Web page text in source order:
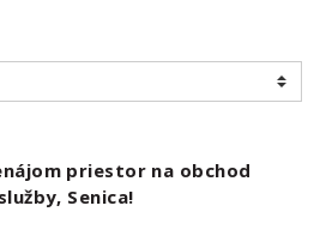
priestor na obchod
Senica!